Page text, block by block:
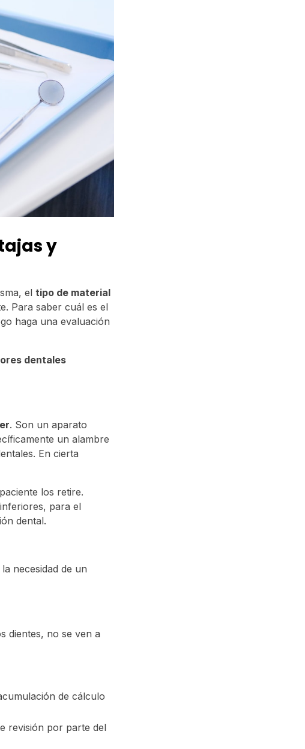
y
eltipo de material
Para saber cuál es el
haga una evaluación
dentales
. Son un aparato
un alambre
En cierta
los retire.
para el
dental.
necesidad de un
dientes, no se ven a
de cálculo
revisión por parte del